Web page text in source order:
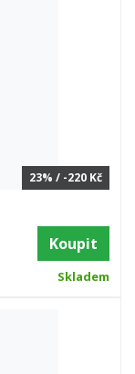
23% / -220 Kč
Koupit
Skladem